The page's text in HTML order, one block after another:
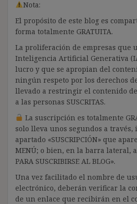
Nota:
El propósito de este blog es
forma totalmente GRATUITA.
La proliferación de empresas que
Inteligencia Artificial Generativa
lucro y que se apropian del
ningún respeto por los derechos
llevado a restringir el contenido
a las personas SUSCRITAS.
La suscripción es totalmente
solo lleva unos segundos a
apartado «SUSCRIPCIÓN» que
MENÚ; o bien, en la barra lateral, a
PARA SUSCRIBIRSE AL BLOG».
Una vez facilitado el nombre de
electrónico, deberán verificar la
de un enlace que recibirán en el